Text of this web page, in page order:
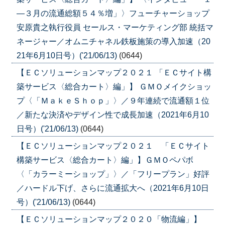
―３月の流通総額５４％増」〉フューチャーショップ
安原貴之執行役員 セールス・マーケティング部 統括マ
ネージャー／オムニチャネル鉄板施策の導入加速（20
21年6月10日号）('21/06/13) (0644)
【ＥＣソリューションマップ２０２１ 「ＥＣサイト構
築サービス〈総合カート〉編」】 ＧＭＯメイクショッ
プ〈「ＭａｋｅＳｈｏｐ」〉／９年連続で流通額１位
／新たな決済やデザイン性で成長加速（2021年6月10
日号）('21/06/13) (0644)
【ＥＣソリューションマップ２０２１ 「ＥＣサイト
構築サービス〈総合カート〉編」】ＧＭＯペパボ
〈「カラーミーショップ」〉／「フリープラン」好評
／ハードル下げ、さらに流通拡大へ（2021年6月10日
号）('21/06/13) (0644)
【ＥＣソリューションマップ２０２０「物流編」】